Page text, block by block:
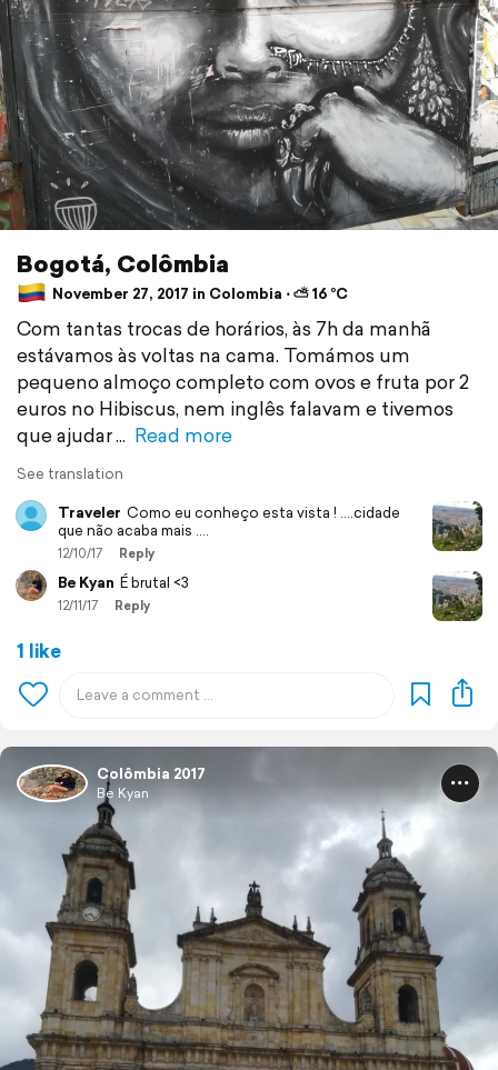
Bogotá, Colômbia
November 27, 2017 in Colombia ⋅ ⛅ 16 °C
Com tantas trocas de horários, às 7h da manhã
estávamos às voltas na cama. Tomámos um
pequeno almoço completo com ovos e fruta por 2
euros no Hibiscus, nem inglês falavam e tivemos
que ajudar
Read more
See translation
Traveler Como eu conheço esta vista ! ....cidade
que não acaba mais ....
12/10/17 Reply
Be Kyan É brutal <3
12/11/17 Reply
1 like
Colômbia 2017
Be Kyan